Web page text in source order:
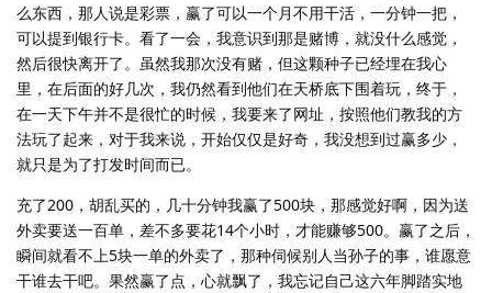
么东西，那人说是彩票，赢了可以一个月不用干活，一分钟一把，
可以提到银行卡。看了一会，我意识到那是赌博，就没什么感觉，
然后很快离开了。虽然我那次没有赌，但这颗种子已经埋在我心
里，在后面的好几次，我仍然看到他们在天桥底下围着玩，终于，
在一天下午并不是很忙的时候，我要来了网址，按照他们教我的方
法玩了起来，对于我来说，开始仅仅是好奇，我没想到过赢多少，
就只是为了打发时间而已。
充了200，胡乱买的，几十分钟我赢了500块，那感觉好啊，因为送
外卖要送一百单，差不多要花14个小时，才能赚够500。赢了之后，
瞬间就看不上5块一单的外卖了，那种伺候别人当孙子的事，谁愿意
干谁去干吧。果然赢了点，心就飘了，我忘记自己这六年脚踏实地